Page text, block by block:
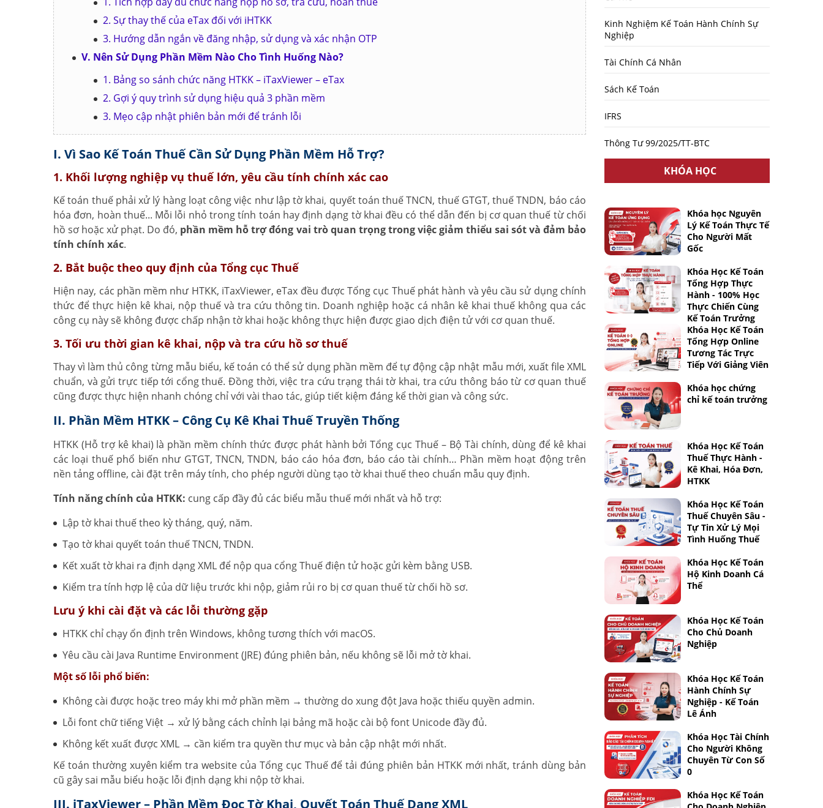
2. Sự thay thế của eTax đối với iHTKK
3. Hướng dẫn ngắn về đăng nhập, sử dụng và xác nhận OTP
V. Nên Sử Dụng Phần Mềm Nào Cho Tình Huống Nào?
1. Bảng so sánh chức năng HTKK – iTaxViewer – eTax
2. Gợi ý quy trình sử dụng hiệu quả 3 phần mềm
3. Mẹo cập nhật phiên bản mới để tránh lỗi
I. Vì Sao Kế Toán Thuế Cần Sử Dụng Phần Mềm Hỗ Trợ?
1. Khối lượng nghiệp vụ thuế lớn, yêu cầu tính chính xác cao
Kế toán thuế phải xử lý hàng loạt công việc như lập tờ khai, quyết toán thuế TNCN, thuế GTGT, thuế TNDN, báo cáo
hóa đơn, hoàn thuế... Mỗi lỗi nhỏ trong tính toán hay định dạng tờ khai đều có thể dẫn đến bị cơ quan thuế từ chối
hồ sơ hoặc xử phạt. Do đó, phần mềm hỗ trợ đóng vai trò quan trọng trong việc giảm thiểu sai sót và đảm bảo
tính chính xác.
2. Bắt buộc theo quy định của Tổng cục Thuế
Hiện nay, các phần mềm như HTKK, iTaxViewer, eTax đều được Tổng cục Thuế phát hành và yêu cầu sử dụng chính
thức để thực hiện kê khai, nộp thuế và tra cứu thông tin. Doanh nghiệp hoặc cá nhân kê khai thuế không qua các
công cụ này sẽ không được chấp nhận tờ khai hoặc không thực hiện được giao dịch điện tử với cơ quan thuế.
3. Tối ưu thời gian kê khai, nộp và tra cứu hồ sơ thuế
Thay vì làm thủ công từng mẫu biểu, kế toán có thể sử dụng phần mềm để tự động cập nhật mẫu mới, xuất file XML
chuẩn, và gửi trực tiếp tới cổng thuế. Đồng thời, việc tra cứu trạng thái tờ khai, tra cứu thông báo từ cơ quan thuế
cũng được thực hiện nhanh chóng chỉ với vài thao tác, giúp tiết kiệm đáng kể thời gian và công sức.
II. Phần Mềm HTKK – Công Cụ Kê Khai Thuế Truyền Thống
HTKK (Hỗ trợ kê khai) là phần mềm chính thức được phát hành bởi Tổng cục Thuế – Bộ Tài chính, dùng để kê khai
các loại thuế phổ biến như GTGT, TNCN, TNDN, báo cáo hóa đơn, báo cáo tài chính… Phần mềm hoạt động trên
nền tảng offline, cài đặt trên máy tính, cho phép người dùng tạo tờ khai thuế theo chuẩn mẫu quy định.
Tính năng chính của HTKK: cung cấp đầy đủ các biểu mẫu thuế mới nhất và hỗ trợ:
Lập tờ khai thuế theo kỳ tháng, quý, năm.
Tạo tờ khai quyết toán thuế TNCN, TNDN.
Kết xuất tờ khai ra định dạng XML để nộp qua cổng Thuế điện tử hoặc gửi kèm bằng USB.
Kiểm tra tính hợp lệ của dữ liệu trước khi nộp, giảm rủi ro bị cơ quan thuế từ chối hồ sơ.
Lưu ý khi cài đặt và các lỗi thường gặp
HTKK chỉ chạy ổn định trên Windows, không tương thích với macOS.
Yêu cầu cài Java Runtime Environment (JRE) đúng phiên bản, nếu không sẽ lỗi mở tờ khai.
Một số lỗi phổ biến:
Không cài được hoặc treo máy khi mở phần mềm → thường do xung đột Java hoặc thiếu quyền admin.
Lỗi font chữ tiếng Việt → xử lý bằng cách chỉnh lại bảng mã hoặc cài bộ font Unicode đầy đủ.
Không kết xuất được XML → cần kiểm tra quyền thư mục và bản cập nhật mới nhất.
Kế toán thường xuyên kiểm tra website của Tổng cục Thuế để tải đúng phiên bản HTKK mới nhất, tránh dùng bản
cũ gây sai mẫu biểu hoặc lỗi định dạng khi nộp tờ khai.
III. iTaxViewer – Phần Mềm Đọc Tờ Khai, Quyết Toán Thuế Dạng XML
Kinh Nghiệm Kế Toán Hành Chính Sự
Nghiệp
Tài Chính Cá Nhân
Sách Kế Toán
IFRS
Thông Tư 99/2025/TT-BTC
KHÓA HỌC
Khóa học Nguyên
Lý Kế Toán Thực Tế
Cho Người Mất
Gốc
Khóa Học Kế Toán
Tổng Hợp Thực
Hành - 100% Học
Thực Chiến Cùng
Kế Toán Trưởng
Khóa Học Kế Toán
Tổng Hợp Online
Tương Tác Trực
Tiếp Với Giảng Viên
Khóa học chứng
chỉ kế toán trưởng
Khóa Học Kế Toán
Thuế Thực Hành -
Kê Khai, Hóa Đơn,
HTKK
Khóa Học Kế Toán
Thuế Chuyên Sâu -
Tự Tin Xử Lý Mọi
Tình Huống Thuế
Khóa Học Kế Toán
Hộ Kinh Doanh Cá
Thể
Khóa Học Kế Toán
Cho Chủ Doanh
Nghiệp
Khóa Học Kế Toán
Hành Chính Sự
Nghiệp - Kế Toán
Lê Ánh
Khóa Học Tài Chính
Cho Người Không
Chuyên Từ Con Số
0
Khóa Học Kế Toán